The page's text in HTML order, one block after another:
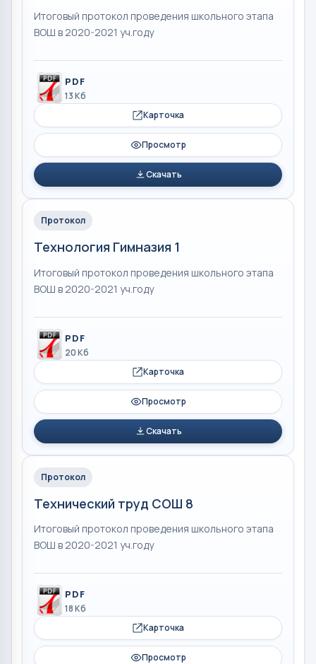
Итоговый протокол проведения школьного этапа
ВОШ в 2020-2021 уч.году
PDF
13 Кб
Карточка
Просмотр
Скачать
Протокол
Технология Гимназия 1
Итоговый протокол проведения школьного этапа
ВОШ в 2020-2021 уч.году
PDF
20 Кб
Карточка
Просмотр
Скачать
Протокол
Технический труд СОШ 8
Итоговый протокол проведения школьного этапа
ВОШ в 2020-2021 уч.году
PDF
18 Кб
Карточка
Просмотр